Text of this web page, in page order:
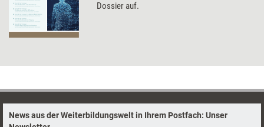
Dossier auf.
News aus der Weiterbildungswelt in Ihrem Postfach: Unser